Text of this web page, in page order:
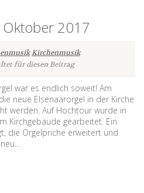
2017
Kirchenmusik
für diesen Beitrag
war es endlich soweit! Am
neue Elsenaarorgel in der Kirche
werden. Auf Hochtour wurde in
Kirchgebäude gearbeitet. Ein
die Orgelpriche erweitert und